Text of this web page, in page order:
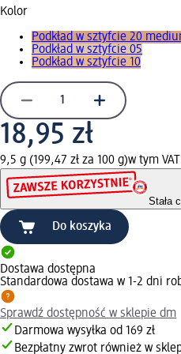
Kolor
Podkład w sztyfcie 20
Podkład w sztyfcie 05
Podkład w sztyfcie 10
18,95 zł
9,5 g (199,47 zł za 100 g)w tym
Stała
Do koszyka
Dostawa dostępna
Standardowa dostawa w 1-2 dni
Sprawdź dostępność w sklepie dm
Darmowa wysyłka od 169 zł
Bezpłatny zwrot również w